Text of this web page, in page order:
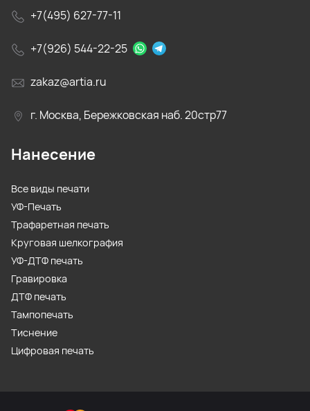
+7(495) 627-77-11
+7(926) 544-22-25
zakaz@artia.ru
г. Москва, Бережковская наб. 20стр77
Нанесение
Все виды печати
УФ-Печать
Трафаретная печать
Круговая шелкография
УФ-ДТФ печать
Гравировка
ДТФ печать
Тампопечать
Тиснение
Цифровая печать